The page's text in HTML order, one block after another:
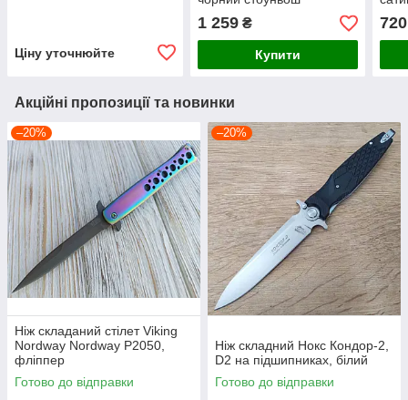
Ціну уточнюйте
1 259₴
Купити
720
Акційні пропозиції та новинки
–20%
Ніж складаний стілет Viking
Nordway Nordway P2050,
фліппер
Готово до відправки
–20%
Ніж складний Нокс Кондор-2,
D2 на підшипниках, білий
Готово до відправки